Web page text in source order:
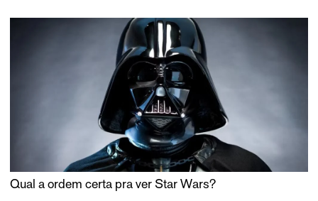
Qual a ordem certa pra ver Star Wars?